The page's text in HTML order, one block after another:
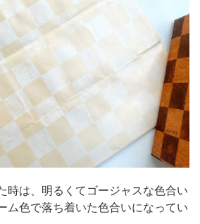
時は、明るくてゴージャスな色合い
ム色で落ち着いた色合いになってい